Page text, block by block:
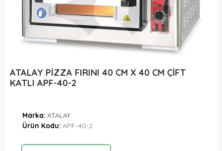
ATALAY PİZZA FIRINI 40 CM X 40 CM ÇİFT
KATLI APF-40-2
Marka: ATALAY
Ürün Kodu: APF-40-2